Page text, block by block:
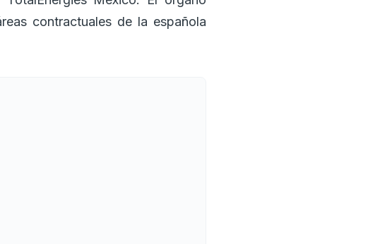
contractuales de la española